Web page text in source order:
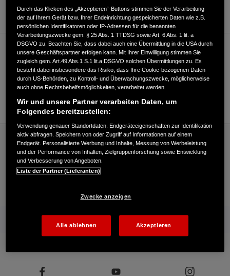
WEBSITE
Verkauf / Kundendienst
09421/5503-0
E-Mail
Honda
Rasen und Garten
Hermann Streit - Garten – Honda - HONDA Deutschland Offizielle Website | The
Power of Dreams
Mehr von Honda
Durch das Klicken des „Akzeptieren“-Buttons stimmen Sie der Verarbeitung
der auf Ihrem Gerät bzw. Ihrer Endeinrichtung gespeicherten Daten wie z.B.
persönlichen Identifikatoren oder IP-Adressen für die benannten
Verarbeitungszwecke gem. § 25 Abs. 1 TTDSG sowie Art. 6 Abs. 1 lit. a
DSGVO zu. Beachten Sie, dass dabei auch eine Übermittlung in die USA durch
unsere Geschäftspartner erfolgen kann. Mit Ihrer Einwilligung stimmen Sie
zugleich gem. Art.49 Abs.1 S.1 lit.a DSGVO solchen Übermittlungen zu. Es
besteht dabei insbesondere das Risiko, dass Ihre Cookie-bezogenen Daten
durch US-Behörden, zu Kontroll- und Überwachungszwecke, möglicherweise
auch ohne Rechtsbehelfsmöglichkeiten, verarbeitet werden.
Wir und unsere Partner verarbeiten Daten, um
Folgendes bereitzustellen:
Verwendung genauer Standortdaten. Endgeräteeigenschaften zur Identifikation
aktiv abfragen. Speichern von oder Zugriff auf Informationen auf einem
Endgerät. Personalisierte Werbung und Inhalte, Messung von Werbeleistung
und der Performance von Inhalten, Zielgruppenforschung sowie Entwicklung
und Verbesserung von Angeboten.
Liste der Partner (Lieferanten)
Zwecke anzeigen
Alle ablehnen Akzeptieren